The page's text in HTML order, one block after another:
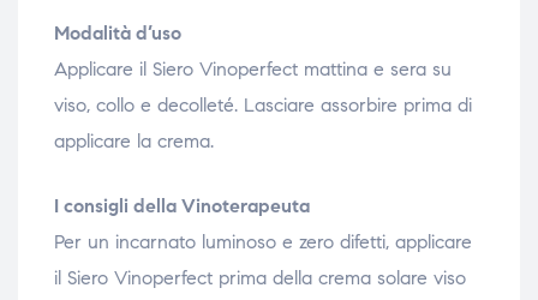
Modalità d’uso
Applicare il Siero Vinoperfect mattina e sera su
viso, collo e decolleté. Lasciare assorbire prima di
applicare la crema.
I consigli della Vinoterapeuta
Per un incarnato luminoso e zero difetti, applicare
il Siero Vinoperfect prima della crema solare viso